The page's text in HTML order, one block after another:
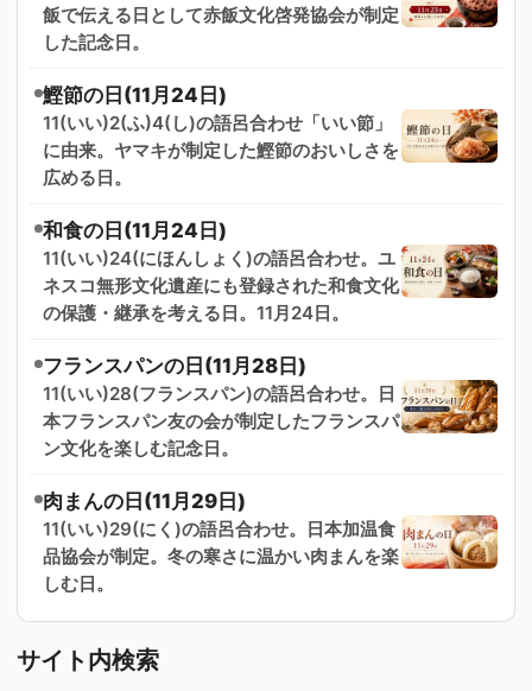
飯で伝える日として赤飯文化啓発協会が制定
した記念日。
鰹節の日(11月24日)
11(いい)2(ふ)4(し)の語呂合わせ「いい節」
に由来。ヤマキが制定した鰹節のおいしさを
広める日。
和食の日(11月24日)
11(いい)24(にほんしょく)の語呂合わせ。ユ
ネスコ無形文化遺産にも登録された和食文化
の保護・継承を考える日。11月24日。
フランスパンの日(11月28日)
11(いい)28(フランスパン)の語呂合わせ。日
本フランスパン友の会が制定したフランスパ
ン文化を楽しむ記念日。
肉まんの日(11月29日)
11(いい)29(にく)の語呂合わせ。日本加温食
品協会が制定。冬の寒さに温かい肉まんを楽
しむ日。
サイト内検索